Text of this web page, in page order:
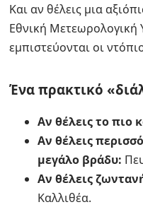
Και αν θέλεις μια
Εθνική Μετεωρολογική
εμπιστεύονται οι
Ένα πρακτικό
Αν θέλεις το πιο
Αν θέλεις
μεγάλο βράδυ:
Αν θέλεις
Καλλιθέα.